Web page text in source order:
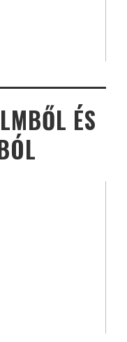
ÉS